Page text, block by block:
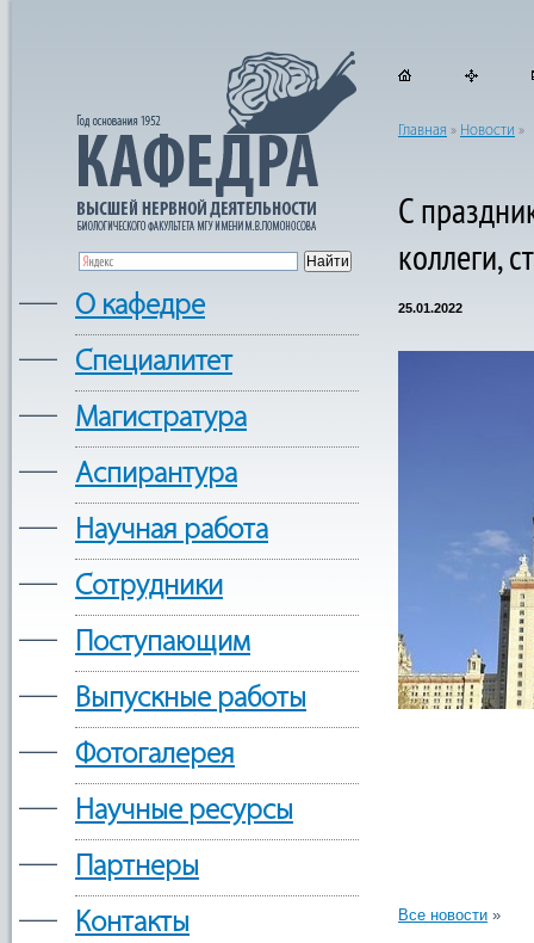
— О кафедре
— Cпециалитет
— Магистратура
— Аспирантура
— Научная работа
— Сотрудники
— Поступающим
— Выпускные работы
— Фотогалерея
— Научные ресурсы
— Партнеры
— Контакты
Главная » Новости »
С
коллеги,
25.01.2022
Все новости »